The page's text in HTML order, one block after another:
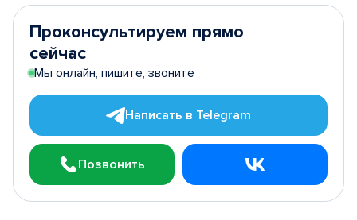
Проконсультируем прямо
сейчас
Мы онлайн, пишите, звоните
Написать в Telegram
Позвонить